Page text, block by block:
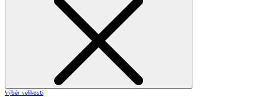
Výběr velikosti